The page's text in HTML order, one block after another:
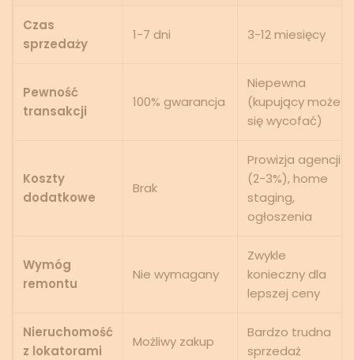
Czas
sprzedaży
1-7 dni 3-12 miesięcy
Pewność
transakcji
100% gwarancja
Niepewna
(kupujący może
się wycofać)
Koszty
dodatkowe
Brak
Prowizja agencji
(2-3%), home
staging,
ogłoszenia
Wymóg
remontu
Nie wymagany
Zwykle
konieczny dla
lepszej ceny
Nieruchomość
z lokatorami
Możliwy zakup
Bardzo trudna
sprzedaż